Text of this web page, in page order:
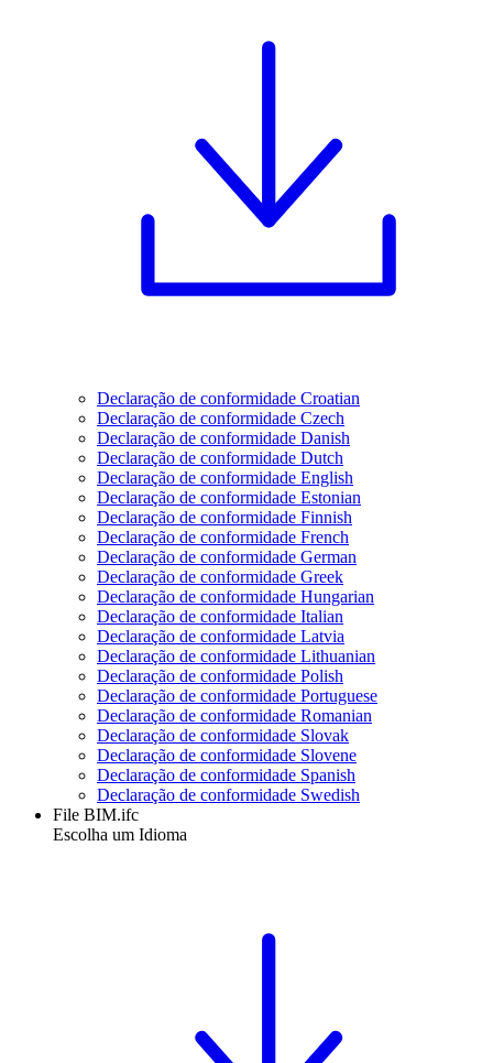
Declaração de conformidade Croatian
Declaração de conformidade Czech
Declaração de conformidade Danish
Declaração de conformidade Dutch
Declaração de conformidade English
Declaração de conformidade Estonian
Declaração de conformidade Finnish
Declaração de conformidade French
Declaração de conformidade German
Declaração de conformidade Greek
Declaração de conformidade Hungarian
Declaração de conformidade Italian
Declaração de conformidade Latvia
Declaração de conformidade Lithuanian
Declaração de conformidade Polish
Declaração de conformidade Portuguese
Declaração de conformidade Romanian
Declaração de conformidade Slovak
Declaração de conformidade Slovene
Declaração de conformidade Spanish
Declaração de conformidade Swedish
File BIM.ifc
Escolha um Idioma